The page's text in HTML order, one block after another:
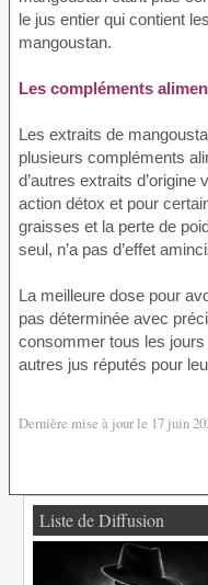
le jus entier qui contient
mangoustan.
Les compléments
Les extraits de
plusieurs compléments
d’autres extraits d’origine
action détox et pour
graisses et la perte de
seul, n’a pas d’effet
La meilleure dose pour
pas déterminée avec
consommer tous les
autres jus réputés pour
Dernière mise à jour le 17 juin
Liste de Diffusion